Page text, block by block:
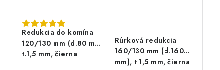
Redukcia do komína
120/130 mm (d.80 mm)
t.1,5 mm, čierna
Rúrková redukcia
160/130 mm (d.160
mm), t.1,5 mm, čierna